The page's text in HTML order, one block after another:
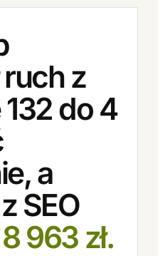
z
do 4
a
SEO
8 963 zł.